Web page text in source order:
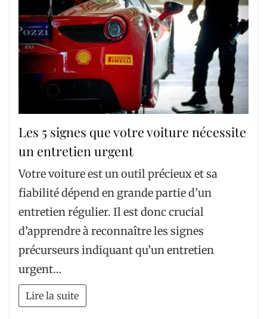
Les 5 signes que votre voiture nécessite
un entretien urgent
Votre voiture est un outil précieux et sa
fiabilité dépend en grande partie d’un
entretien régulier. Il est donc crucial
d’apprendre à reconnaître les signes
précurseurs indiquant qu’un entretien
urgent…
Lire la suite